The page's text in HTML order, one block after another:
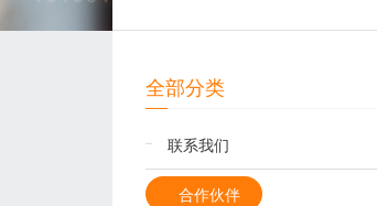
全部分类
联系我们
合作伙伴